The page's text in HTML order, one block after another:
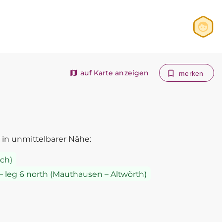
Registrieren
auf Karte anzeigen merken
unmittelbarer Nähe:
leg 6 north (Mauthausen – Altwörth)